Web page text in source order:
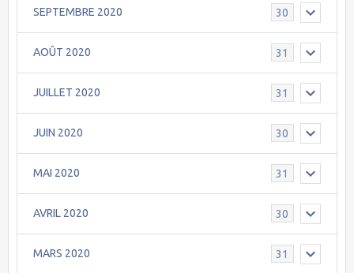
SEPTEMBRE 2020 30
AOÛT 2020 31
JUILLET 2020 31
JUIN 2020 30
MAI 2020 31
AVRIL 2020 30
MARS 2020 31